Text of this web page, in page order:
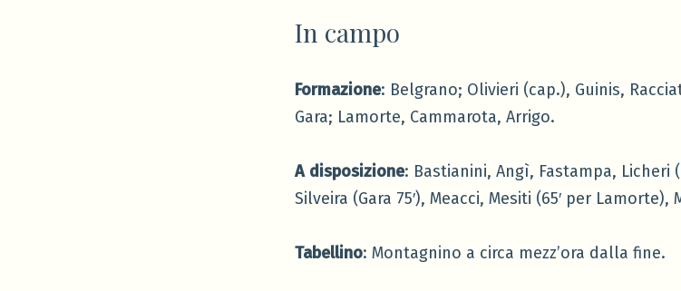
In campo
Formazione: Belgrano; Olivieri (cap.), Guinis,
Gara; Lamorte, Cammarota, Arrigo.
A disposizione: Bastianini, Angì, Fastampa, Licheri
Silveira (Gara 75′), Meacci, Mesiti (65′ per
Tabellino: Montagnino a circa mezz’ora dalla fine.